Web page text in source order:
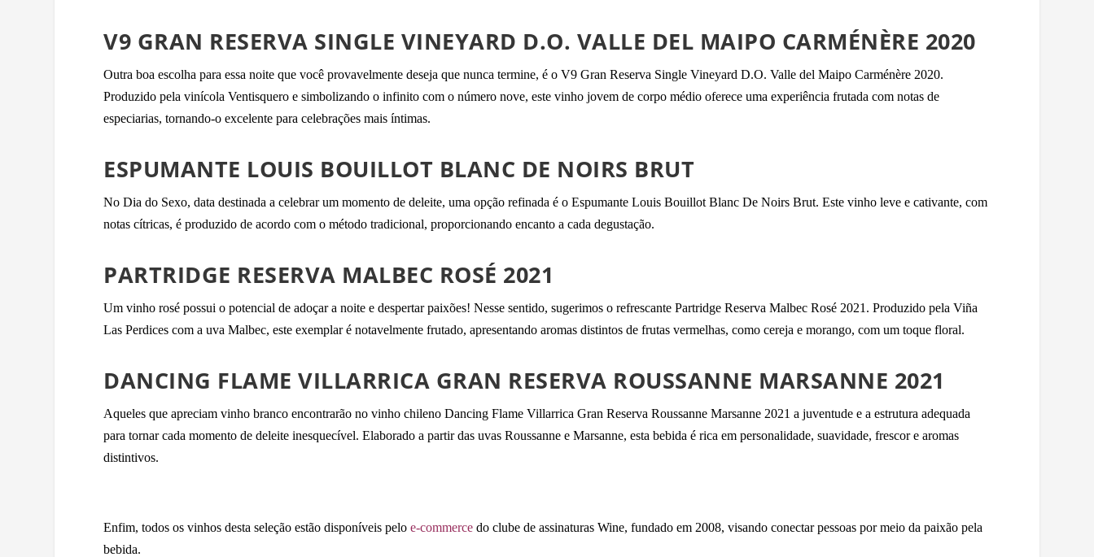
V9 GRAN RESERVA SINGLE VINEYARD D.O. VALLE DEL MAIPO CARMÉNÈRE 2020
Outra boa escolha para essa noite que você provavelmente deseja que nunca termine, é o V9 Gran Reserva Single Vineyard D.O. Valle del Maipo Carménère 2020.
Produzido pela vinícola Ventisquero e simbolizando o infinito com o número nove, este vinho jovem de corpo médio oferece uma experiência frutada com notas de
especiarias, tornando-o excelente para celebrações mais íntimas.
ESPUMANTE LOUIS BOUILLOT BLANC DE NOIRS BRUT
No Dia do Sexo, data destinada a celebrar um momento de deleite, uma opção refinada é o Espumante Louis Bouillot Blanc De Noirs Brut. Este vinho leve e cativante, com
notas cítricas, é produzido de acordo com o método tradicional, proporcionando encanto a cada degustação.
PARTRIDGE RESERVA MALBEC ROSÉ 2021
Um vinho rosé possui o potencial de adoçar a noite e despertar paixões! Nesse sentido, sugerimos o refrescante Partridge Reserva Malbec Rosé 2021. Produzido pela Viña
Las Perdices com a uva Malbec, este exemplar é notavelmente frutado, apresentando aromas distintos de frutas vermelhas, como cereja e morango, com um toque floral.
DANCING FLAME VILLARRICA GRAN RESERVA ROUSSANNE MARSANNE 2021
Aqueles que apreciam vinho branco encontrarão no vinho chileno Dancing Flame Villarrica Gran Reserva Roussanne Marsanne 2021 a juventude e a estrutura adequada
para tornar cada momento de deleite inesquecível. Elaborado a partir das uvas Roussanne e Marsanne, esta bebida é rica em personalidade, suavidade, frescor e aromas
distintivos.
Enfim, todos os vinhos desta seleção estão disponíveis peloe-commerce do clube de assinaturas Wine, fundado em 2008, visando conectar pessoas por meio da paixão pela
bebida.